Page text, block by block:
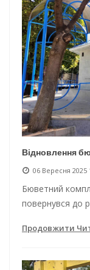
Відновлення
06 Вересня 2025
Бюветний
повернувся до
Продовжити